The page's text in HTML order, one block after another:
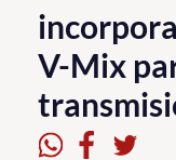
Investigación,
PUCV
Vinculación con el
V-Mix